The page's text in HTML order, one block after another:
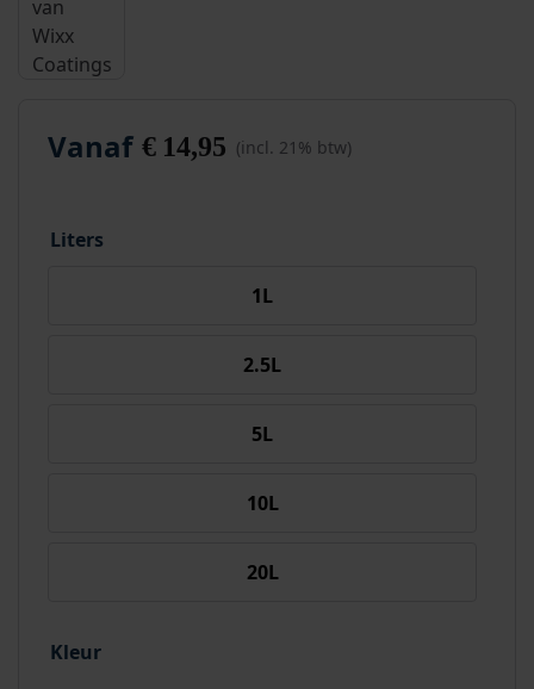
Vanaf €14,95 (incl. 21% btw)
Liters
1L
2.5L
5L
10L
20L
Kleur